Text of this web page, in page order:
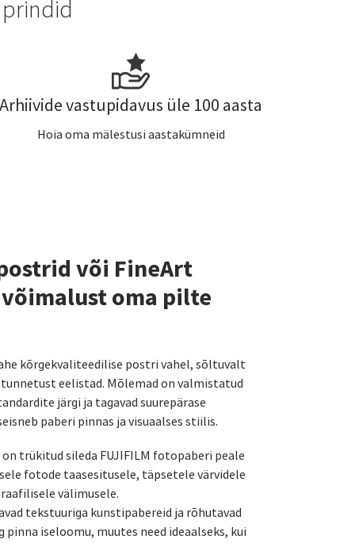
Arhiivide vastupidavus üle 100 aasta
Hoia oma mälestusi aastakümneid
või FineArt
oma pilte
kõrgekvaliteedilise postri vahel, sõltuvalt
eelistad. Mõlemad on valmistatud
järgi ja tagavad suurepärase
paberi pinnas ja visuaalses stiilis.
on trükitud sileda FUJIFILM fotopaberi peale
fotode taasesitusele, täpsetele värvidele
välimusele.
tekstuuriga kunstipabereid ja rõhutavad
iseloomu, muutes need ideaalseks, kui